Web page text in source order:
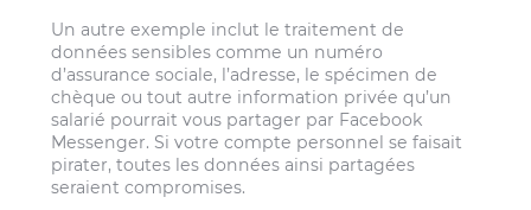
Un autre exemple inclut le traitement de
données sensibles comme un numéro
d’assurance sociale, l’adresse, le spécimen de
chèque ou tout autre information privée qu’un
salarié pourrait vous partager par Facebook
Messenger. Si votre compte personnel se faisait
pirater, toutes les données ainsi partagées
seraient compromises.